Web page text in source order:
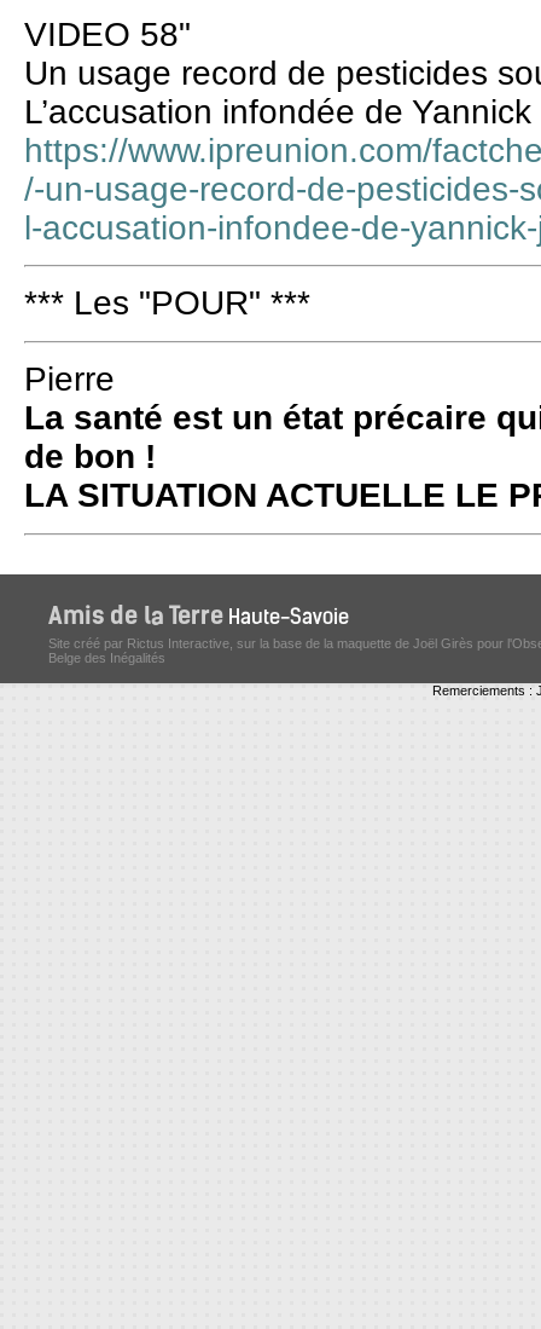
VIDEO 58"
Un usage record de pesticides
L’accusation infondée de
https://www.ipreunion.com/
/-un-usage-record-de-pesticides-
l-accusation-infondee-de-
*** Les "POUR" ***
Pierre
La santé est un état précaire
de bon !
LA SITUATION ACTUELLE LE
Site créé par Rictus Interactive, sur la base de la maquette de Joël Girès pour
Belge des Inégalités
Remerciements :